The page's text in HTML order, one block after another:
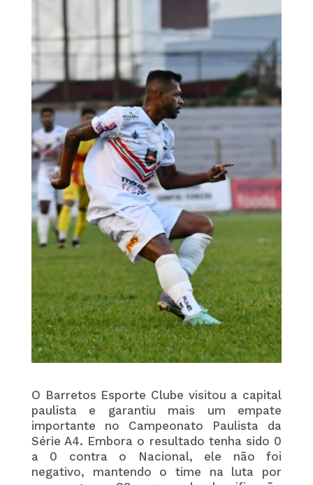
O Barretos Esporte Clube visitou a capital
paulista e garantiu mais um empate
importante no Campeonato Paulista da
Série A4. Embora o resultado tenha sido 0
a 0 contra o Nacional, ele não foi
negativo, mantendo o time na luta por